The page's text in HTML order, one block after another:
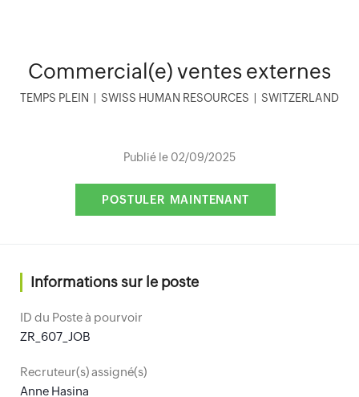
Commercial(e) ventes externes
TEMPS PLEIN SWISS HUMAN RESOURCES SWITZERLAND
Publié le 02/09/2025
Informations sur le poste
ID du Poste à pourvoir
ZR_607_JOB
Recruteur(s) assigné(s)
Anne Hasina